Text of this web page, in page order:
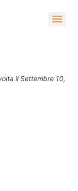
il Settembre 10,